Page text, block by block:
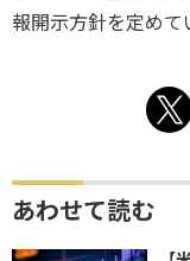
報開示方針を定めて
あわせて読む